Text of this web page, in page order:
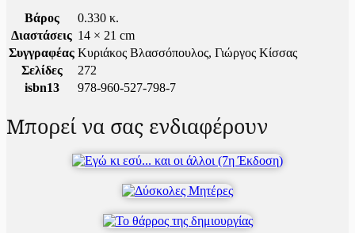
Βάρος
0.330 κ.
Διαστάσεις 14 × 21 cm
Συγγραφέας Κυριάκος Βλασσόπουλος, Γιώργος Κίσσας
Σελίδες
272
isbn13
978-960-527-798-7
Μπορεί να σας ενδιαφέρουν